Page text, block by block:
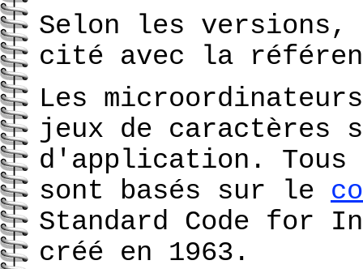
Selon les versions,
cité avec la
Les
jeux de caractères
d'application. Tous
sont basés sur le
Standard Code for
créé en 1963.